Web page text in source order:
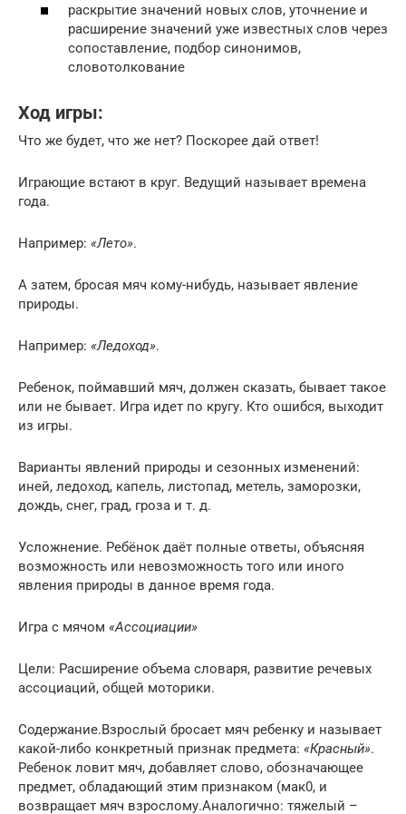
раскрытие значений новых слов, уточнение и
расширение значений уже известных слов через
сопоставление, подбор синонимов,
словотолкование
Ход игры:
Что же будет, что же нет? Поскорее дай ответ!
Играющие встают в круг. Ведущий называет времена
года.
Например: «Лето».
А затем, бросая мяч кому-нибудь, называет явление
природы.
Например: «Ледоход».
Ребенок, поймавший мяч, должен сказать, бывает такое
или не бывает. Игра идет по кругу. Кто ошибся, выходит
из игры.
Варианты явлений природы и сезонных изменений:
иней, ледоход, капель, листопад, метель, заморозки,
дождь, снег, град, гроза и т. д.
Усложнение. Ребёнок даёт полные ответы, объясняя
возможность или невозможность того или иного
явления природы в данное время года.
Игра с мячом «Ассоциации»
Цели: Расширение объема словаря, развитие речевых
ассоциаций, общей моторики.
Содержание.Взрослый бросает мяч ребенку и называет
какой-либо конкретный признак предмета: «Красный».
Ребенок ловит мяч, добавляет слово, обозначающее
предмет, обладающий этим признаком (мак0, и
возвращает мяч взрослому.Аналогично: тяжелый –